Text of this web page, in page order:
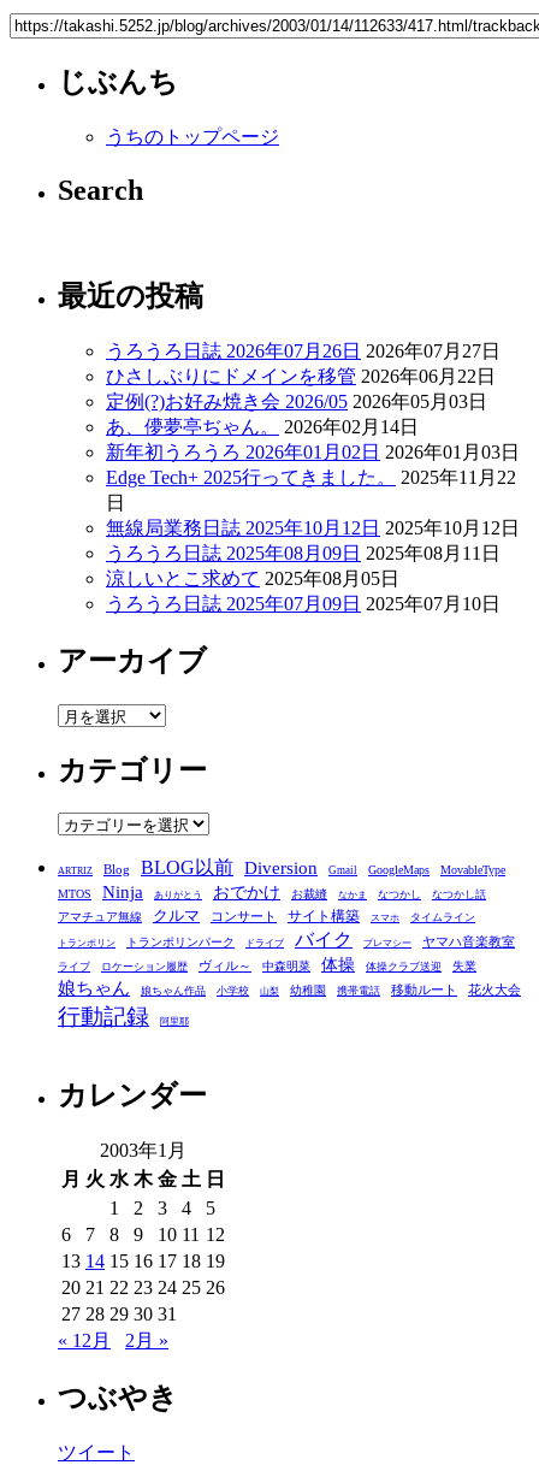
じぶんち
うちのトップページ
Search
最近の投稿
うろうろ日誌 2026年07月26日 2026年07月27日
ひさしぶりにドメインを移管 2026年06月22日
定例(?)お好み焼き会 2026/05 2026年05月03日
あ、儚夢亭ぢゃん。
2026年02月14日
新年初うろうろ 2026年01月02日 2026年01月03日
Edge Tech+ 2025行ってきました。
2025年11月22
日
無線局業務日誌 2025年10月12日 2025年10月12日
うろうろ日誌 2025年08月09日 2025年08月11日
涼しいとこ求めて 2025年08月05日
うろうろ日誌 2025年07月09日 2025年07月10日
アーカイブ
ア
カ
イ
ブ
カテゴリー
カ
ゴ
リ
ー
ARTRIZ Blog BLOG以前 Diversion Gmail GoogleMaps
MovableType
MTOS
Ninja ありがとう おでかけ お裁縫 なかま なつかし なつかし話
アマチュア無線 クルマ コンサート サイト構築 スマホ タイムライン
トランポリン トランポリンパーク ドライブ バイク プレマシー ヤマハ音楽教室
ライブ ロケーション履歴 ヴィル～ 中森明菜 体操 体操クラブ送迎 失業
娘ちゃん 娘ちゃん作品 小学校 山梨 幼稚園 携帯電話 移動ルート 花火大会
行動記録 阿里耶
カレンダー
2003年1月
月 火 水 木 金 土 日
1
2 3 4
5
6
7 8 9 10 11 12
13 14 15 16 17 18 19
20 21 22 23 24 25 26
27 28 29 30 31
« 12月
2月 »
つぶやき
ツイート